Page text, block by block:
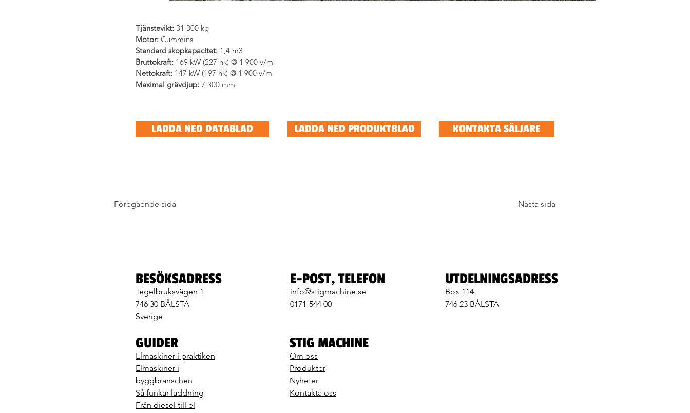
Tjänstevikt: 31 300 kg
Motor: Cummins
Standard skopkapacitet: 1,4 m3
Bruttokraft: 169 kW (227 hk) @ 1 900 v/m
Nettokraft: 147 kW (197 hk) @ 1 900 v/m
Maximal grävdjup: 7 300 mm
LADDA NED DATABLAD LADDA NED PRODUKTBLAD KONTAKTA SÄLJARE
Föregående sida Nästa sida
BESÖKSADRESS
Tegelbruksvägen 1
746 30 BÅLSTA
Sverige
GUIDER
Elmaskiner i praktiken
Elmaskiner i
byggbranschen
Så funkar laddning
Från diesel till el
E-POST, TELEFON
info@stigmachine.se
0171-544 00
STIG MACHINE
Om oss
Produkter
Nyheter
Kontakta oss
UTDELNINGSADRESS
Box 114
746 23 BÅLSTA